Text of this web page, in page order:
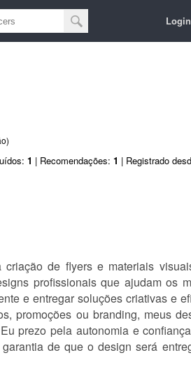
Login
1 | Recomendações: 1 | Registrado
de flyers e materiais
profissionais que ajudam os
e entregar soluções criativas e
promoções ou branding, meus
prezo pela autonomia e
de que o design será